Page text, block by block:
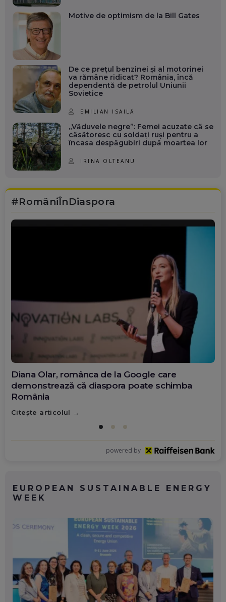
Motive de optimism de la Bill Gates
De ce prețul benzinei și al motorinei
va rămâne ridicat? România, încă
dependentă de petrolul Uniunii
Sovietice
EMILIAN ISAILĂ
„Văduvele negre”: Femei acuzate că se
căsătoresc cu soldați ruși pentru a
încasa despăgubiri după moartea lor
IRINA OLTEANU
#RomâniÎnDiaspora
Diana Olar, românca de la Google care
demonstrează că diaspora poate schimba
România
Citește articolul
powered by
EUROPEAN SUSTAINABLE ENERGY
WEEK